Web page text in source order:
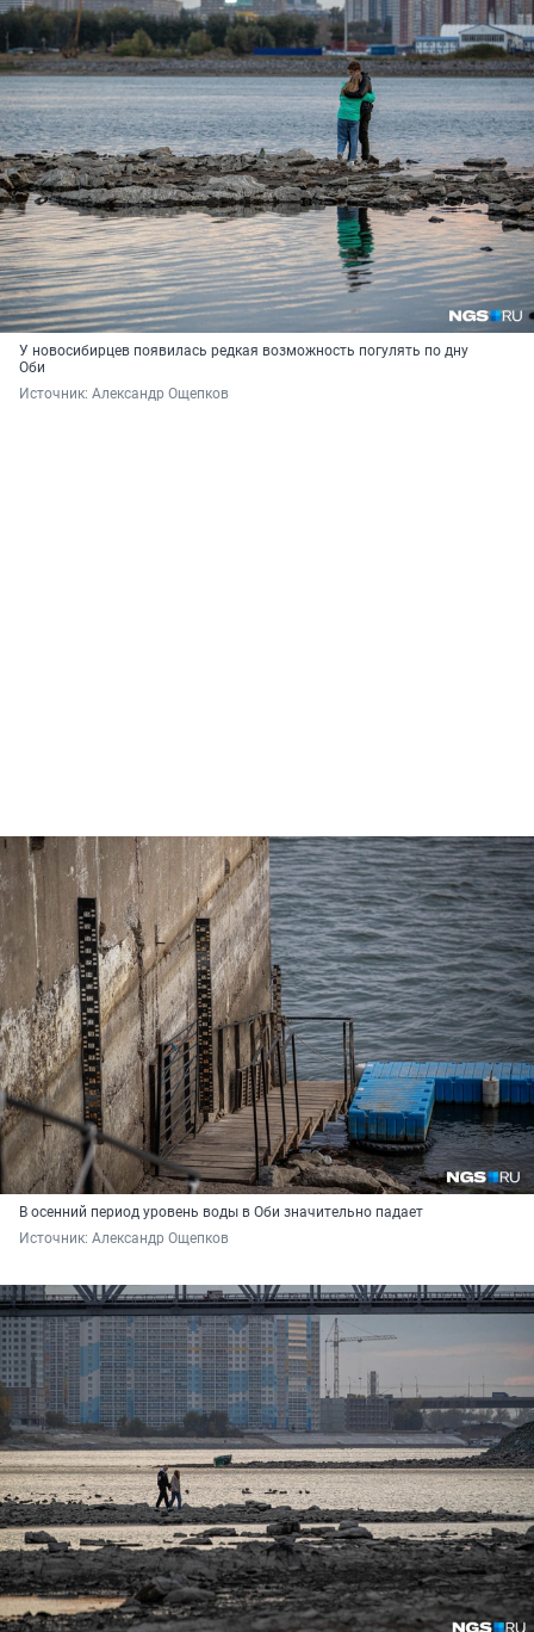
У новосибирцев появилась редкая возможность погулять по дну
Оби
Источник: Александр Ощепков
В осенний период уровень воды в Оби значительно падает
Источник: Александр Ощепков